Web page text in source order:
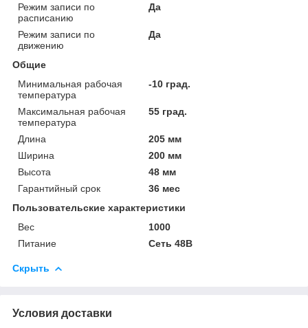
Режим записи по
расписанию
Да
Режим записи по
движению
Да
Общие
Минимальная рабочая
температура
-10 град.
Максимальная рабочая
температура
55 град.
Длина
205 мм
Ширина
200 мм
Высота
48 мм
Гарантийный срок
36 мес
Пользовательские характеристики
Вес
1000
Питание
Сеть 48В
Скрыть
Условия доставки